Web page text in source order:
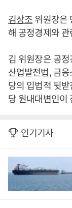
김상조위원장은
해 공정경제와
김 위원장은 공
산업발전법, 금
당의 입법적 뒷
당 원내대변인이
인기기사